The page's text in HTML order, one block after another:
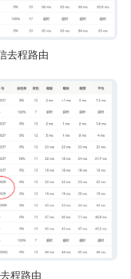
去程路由
程路由